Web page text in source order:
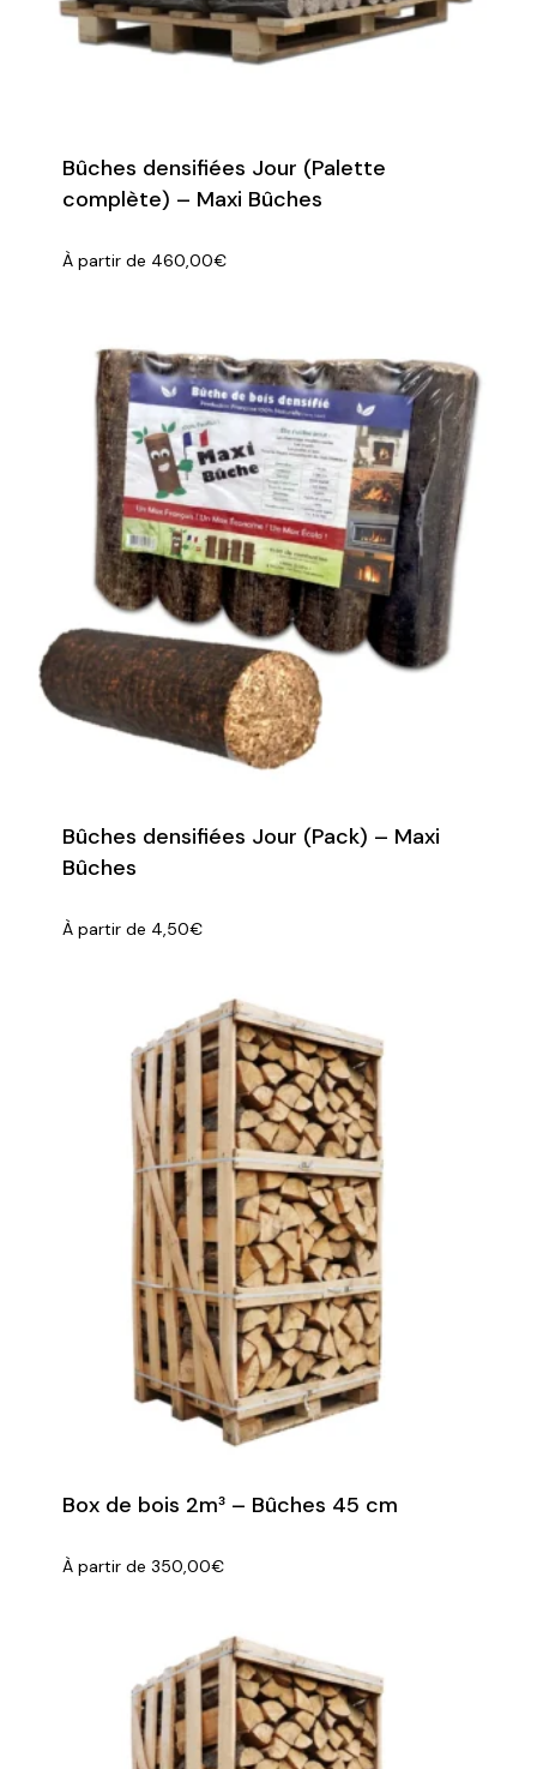
Bûches densifiées Jour (Palette
complète) – Maxi Bûches
À partir de 460,00€
Bûches densifiées Jour (Pack) – Maxi
Bûches
À partir de 4,50€
Box de bois 2m³ – Bûches 45 cm
À partir de 350,00€